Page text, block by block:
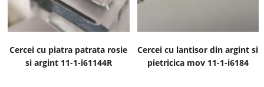
Cercei cu piatra patrata rosie
si argint 11-1-i61144R
Cercei cu lantisor din argint si
pietricica mov 11-1-i6184